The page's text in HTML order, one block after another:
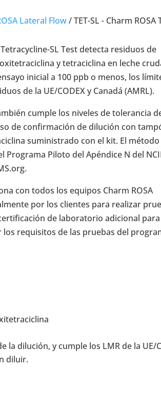
Lateral Flow/TET-SL - Charm
Tetracycline-SL Test detecta residuos de
y tetraciclina en leche
inicial a 100 ppb o menos, los
de la UE/CODEX y Canadá (AMRL).
cumple los niveles de tolerancia
de confirmación de dilución con
suministrado con el kit. El método
Programa Piloto del Apéndice N del
con todos los equipos Charm ROSA
por los clientes para realizar
de laboratorio adicional
requisitos de las pruebas del
la dilución, y cumple los LMR de la UE/
diluir.